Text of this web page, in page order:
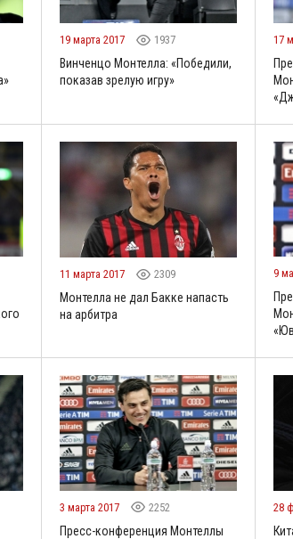
19 марта 2017 1937
Винченцо Монтелла: «Победили,
показав зрелую игру»
17
11 марта 2017 2309
Монтелла не дал Бакке напасть
на арбитра
9
3 марта 2017 2252
Пресс-конференция Монтеллы
28